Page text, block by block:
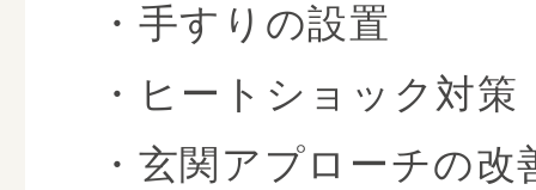
・手すりの設置
・ヒートショック対策
・玄関アプローチの改